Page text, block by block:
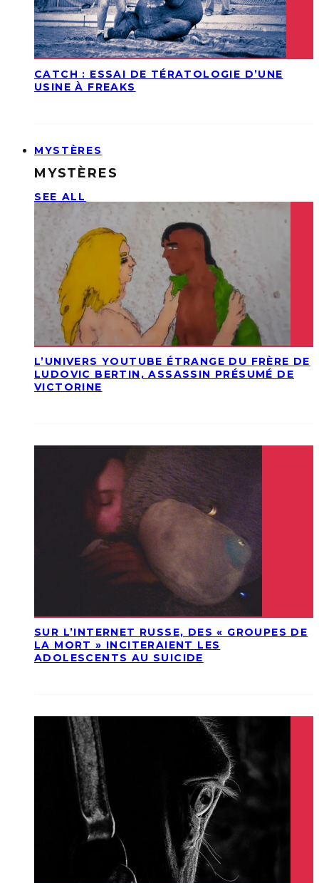
CATCH : ESSAI DE TÉRATOLOGIE D’UNE
USINE À FREAKS
MYSTÈRES
MYSTÈRES
SEE ALL
L’UNIVERS YOUTUBE ÉTRANGE DU FRÈRE DE
LUDOVIC BERTIN, ASSASSIN PRÉSUMÉ DE
VICTORINE
SUR L’INTERNET RUSSE, DES « GROUPES DE
LA MORT » INCITERAIENT LES
ADOLESCENTS AU SUICIDE